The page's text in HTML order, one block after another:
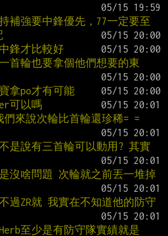
補強要中鋒優先，77一定要至
鋒才比較好
首輪也要拿個他們想要的東
拿po才有可能
可以嗎
來說次輪比首輪還珍稀= =
是說有三首輪可以動用? 其實
沒啥問題 次輪就之前丟一堆掉
過ZR就 我實在不知道他的防守
至少是有防守隊實績就是